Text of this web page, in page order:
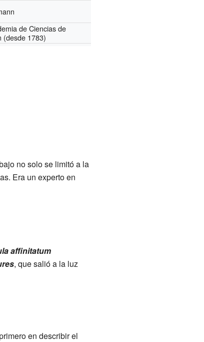
de Ciencias de
(desde 1783)
no solo se limitó a la
Era un experto en
affinitatum
, que salió a la luz
en describir el